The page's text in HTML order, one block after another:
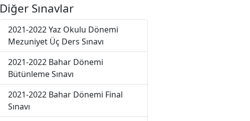
Diğer Sınavlar
2021-2022 Yaz Okulu Dönemi
Mezuniyet Üç Ders Sınavı
2021-2022 Bahar Dönemi
Bütünleme Sınavı
2021-2022 Bahar Dönemi Final
Sınavı